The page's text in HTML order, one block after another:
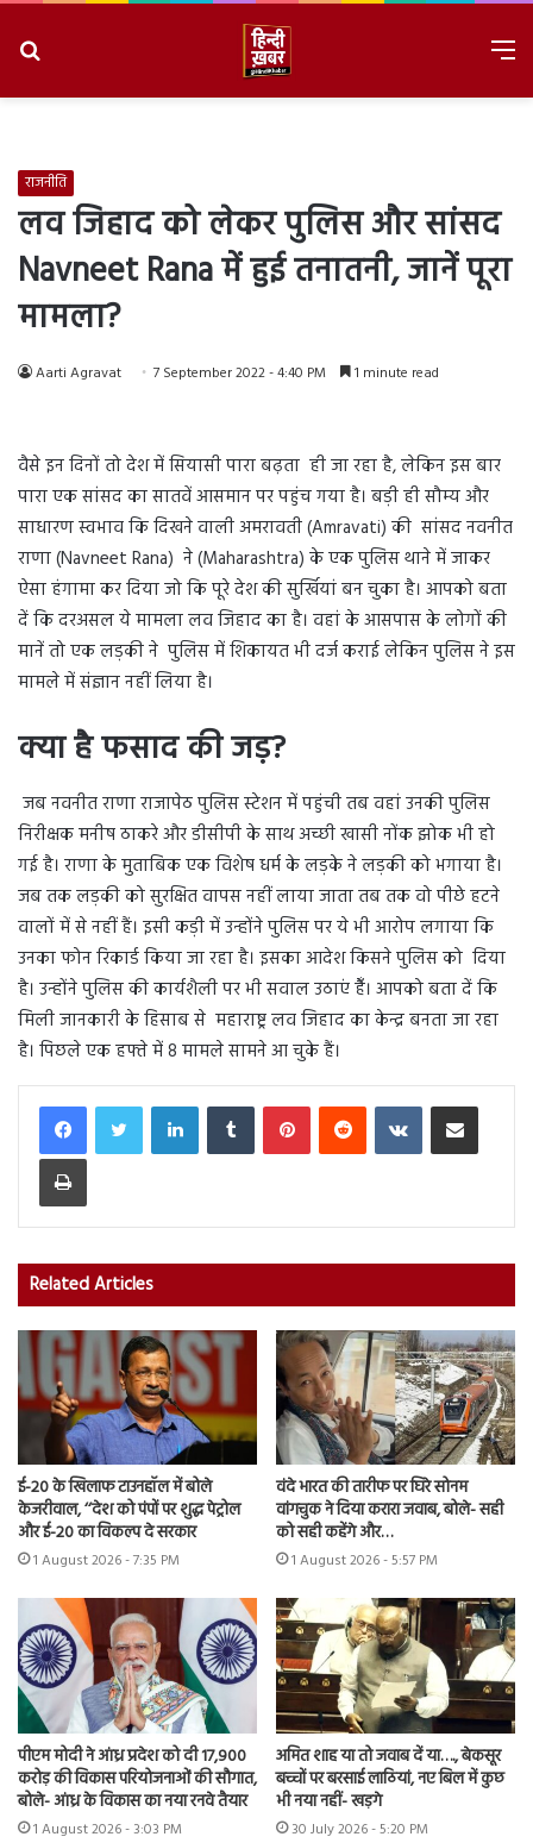
राजनीति
लव जिहाद को लेकर पुलिस और सांसद
Navneet Rana में हुई तनातनी, जानें पूरा
मामला?
Aarti Agravat 7 September 2022 - 4:40 PM 1 minute read
वैसे इन दिनों तो देश में सियासी पारा बढ़ता ही जा रहा है, लेकिन इस बार
पारा एक सांसद का सातवें आसमान पर पहुंच गया है। बड़ी ही सौम्य और
साधारण स्वभाव कि दिखने वाली अमरावती (Amravati) की सांसद नवनीत
राणा (Navneet Rana) ने (Maharashtra) के एक पुलिस थाने में जाकर
ऐसा हंगामा कर दिया जो कि पूरे देश की सुर्खियां बन चुका है। आपको बता
दें कि दरअसल ये मामला लव जिहाद का है। वहां के आसपास के लोगों की
मानें तो एक लड़की ने पुलिस में शिकायत भी दर्ज कराई लेकिन पुलिस ने इस
मामले में संज्ञान नहीं लिया है।
क्या है फसाद की जड़?
जब नवनीत राणा राजापेठ पुलिस स्टेशन में पहुंची तब वहां उनकी पुलिस
निरीक्षक मनीष ठाकरे और डीसीपी के साथ अच्छी खासी नोंक झोक भी हो
गई है। राणा के मुताबिक एक विशेष धर्म के लड़के ने लड़की को भगाया है।
जब तक लड़की को सुरक्षित वापस नहीं लाया जाता तब तक वो पीछे हटने
वालों में से नहीं हैं। इसी कड़ी में उन्होंने पुलिस पर ये भी आरोप लगाया कि
उनका फोन रिकार्ड किया जा रहा है। इसका आदेश किसने पुलिस को दिया
है। उन्होंने पुलिस की कार्यशैली पर भी सवाल उठाएं हैँ। आपको बता दें कि
मिली जानकारी के हिसाब से महाराष्ट्र लव जिहाद का केन्द्र बनता जा रहा
है। पिछले एक हफ्ते में 8 मामले सामने आ चुके हैं।
LinkedInTumblr PinterestReddit VKontakteShare via Email
Print
Related Articles
ई-20 के खिलाफ टाउनहॉल में बोले
केजरीवाल, ‘‘देश को पंपों पर शुद्ध पेट्रोल
और ई-20 का विकल्प दे सरकार
1 August 2026 - 7:35 PM
वंदे भारत की तारीफ पर घिरे सोनम
वांगचुक ने दिया करारा जवाब, बोले- सही
को सही कहेंगे और…
1 August 2026 - 5:57 PM
पीएम मोदी ने आंध्र प्रदेश को दी 17,900
करोड़ की विकास परियोजनाओं की सौगात,
बोले- आंध्र के विकास का नया रनवे तैयार
1 August 2026 - 3:03 PM
अमित शाह या तो जवाब दें या…., बेकसूर
बच्चों पर बरसाई लाठियां, नए बिल में कुछ
भी नया नहीं- खड़गे
30 July 2026 - 5:20 PM